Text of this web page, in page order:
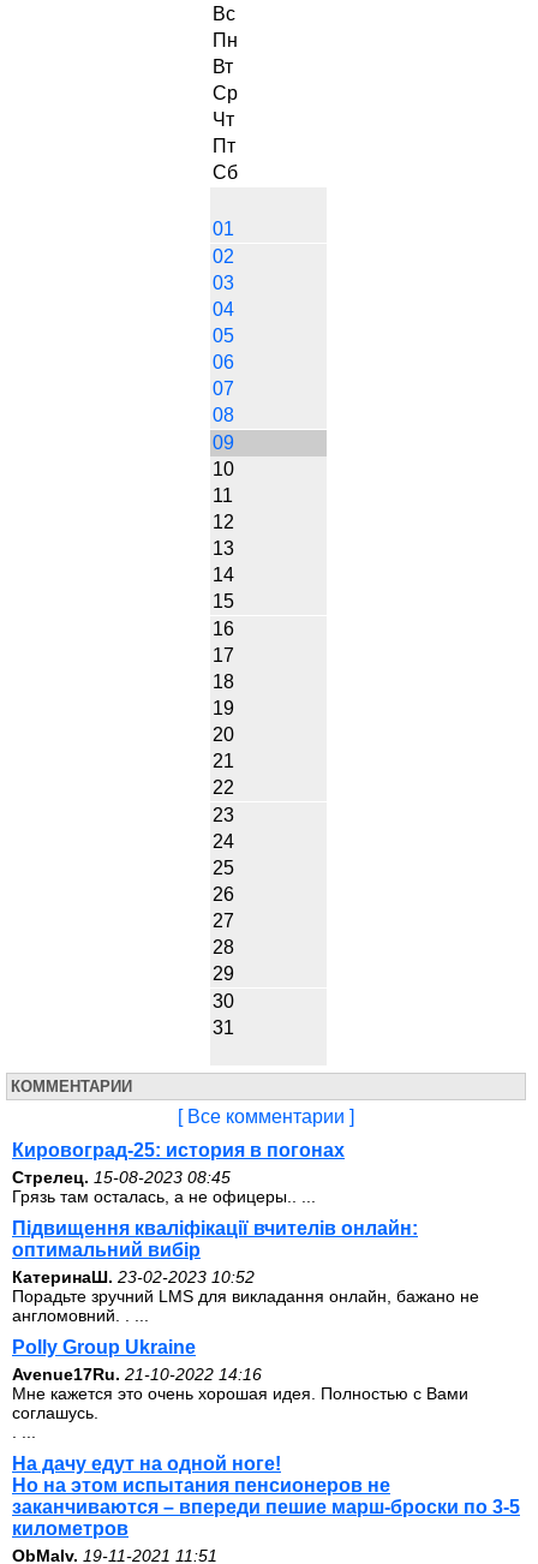
Вс
Пн
Вт
Ср
Чт
Пт
Сб
01
02
03
04
05
06
07
08
09
10
11
12
13
14
15
16
17
18
19
20
21
22
23
24
25
26
27
28
29
30
31
КОММЕНТАРИИ
[ Все комментарии ]
Кировоград-25: история в погонах
Стрелец. 15-08-2023 08:45
Грязь там осталась, а не офицеры.. ...
Підвищення кваліфікації вчителів онлайн:
оптимальний вибір
КатеринаШ. 23-02-2023 10:52
Порадьте зручний LMS для викладання онлайн, бажано не
англомовний. . ...
Polly Group Ukraine
Avenue17Ru. 21-10-2022 14:16
Мне кажется это очень хорошая идея. Полностью с Вами
соглашусь.
На дачу едут на одной ноге!
Но на этом испытания пенсионеров не
заканчиваются – впереди пешие марш-броски по 3-5
километров
ОbMalv. 19-11-2021 11:51